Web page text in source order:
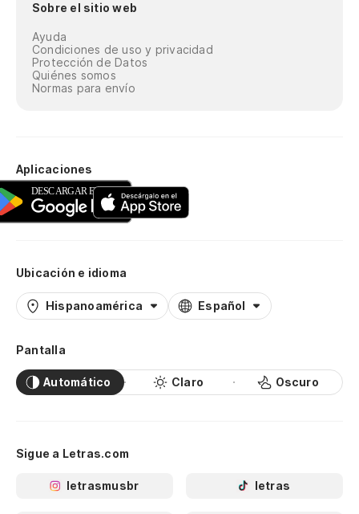
Sobre el sitio web
Ayuda
Condiciones de uso y privacidad
Protección de Datos
Quiénes somos
Normas para envío
Aplicaciones
Ubicación e idioma
Hispanoamérica Español
Pantalla
Automático Claro Oscuro
Sigue a Letras.com
letrasmusbr letras